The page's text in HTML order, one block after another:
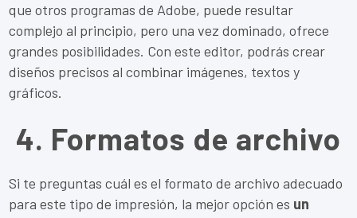
que otros programas de Adobe, puede resultar
complejo al principio, pero una vez dominado, ofrece
grandes posibilidades. Con este editor, podrás crear
diseños precisos al combinar imágenes, textos y
gráficos.
4. Formatos de archivo
Si te preguntas cuál es el formato de archivo adecuado
para este tipo de impresión, la mejor opción es un